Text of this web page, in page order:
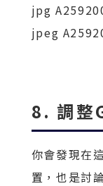
jpg
jpeg
8. 調
你會發現在
置，也是討